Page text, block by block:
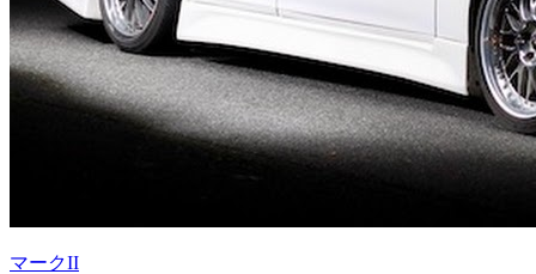
マークII